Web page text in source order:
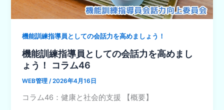
機能訓練指導員としての会話力を高めましょう！
機能訓練指導員としての会話力を高めまし
ょう！ コラム46
WEB管理/2026年4月16日
コラム46：健康と社会的支援 【概要】